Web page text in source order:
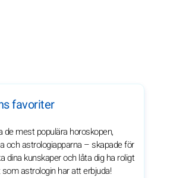
favoriter
de mest populära horoskopen,
och astrologiapparna – skapade för
dina kunskaper och låta dig ha roligt
astrologin har att erbjuda!